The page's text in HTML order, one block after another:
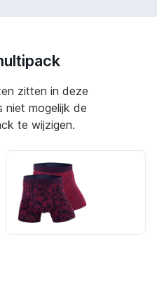
zitten in deze
niet mogelijk de
te wijzigen.